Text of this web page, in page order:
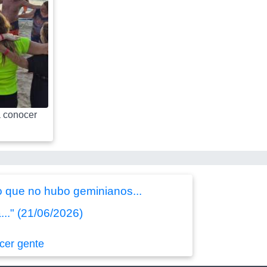
conocer
que no hubo geminianos...
(21/06/2026)
gente